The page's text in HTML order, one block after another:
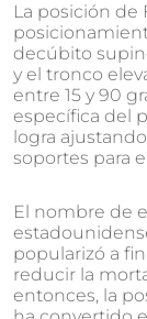
La posición de
decúbito
y el tronco
entre 15 y 90
específica del
logra
soportes para
El nombre de
popularizó a
reducir la
entonces, la